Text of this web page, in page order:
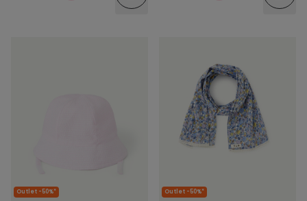
Outlet -50%* Outlet -50%*